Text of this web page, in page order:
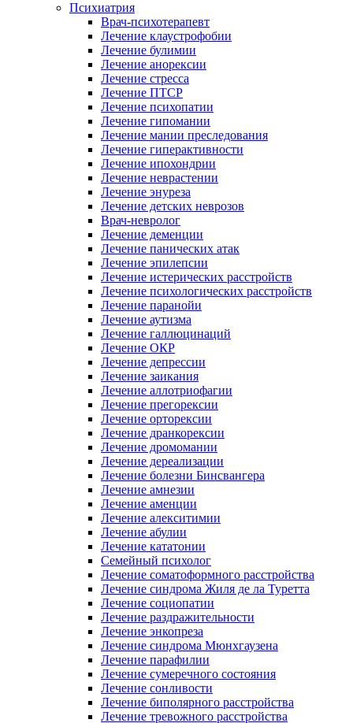
Психиатрия
Врач-психотерапевт
Лечение клаустрофобии
Лечение булимии
Лечение анорексии
Лечение стресса
Лечение ПТСР
Лечение психопатии
Лечение гипомании
Лечение мании преследования
Лечение гиперактивности
Лечение ипохондрии
Лечение неврастении
Лечение энуреза
Лечение детских неврозов
Врач-невролог
Лечение деменции
Лечение панических атак
Лечение эпилепсии
Лечение истерических расстройств
Лечение психологических расстройств
Лечение паранойи
Лечение аутизма
Лечение галлюцинаций
Лечение ОКР
Лечение депрессии
Лечение заикания
Лечение аллотриофагии
Лечение прегорексии
Лечение орторексии
Лечение дранкорексии
Лечение дромомании
Лечение дереализации
Лечение болезни Бинсвангера
Лечение амнезии
Лечение аменции
Лечение алекситимии
Лечение абулии
Лечение кататонии
Семейный психолог
Лечение соматоформного расстройства
Лечение синдрома Жиля де ла Туретта
Лечение социопатии
Лечение раздражительности
Лечение энкопреза
Лечение синдрома Мюнхгаузена
Лечение парафилии
Лечение сумеречного состояния
Лечение сонливости
Лечение биполярного расстройства
Лечение тревожного расстройства